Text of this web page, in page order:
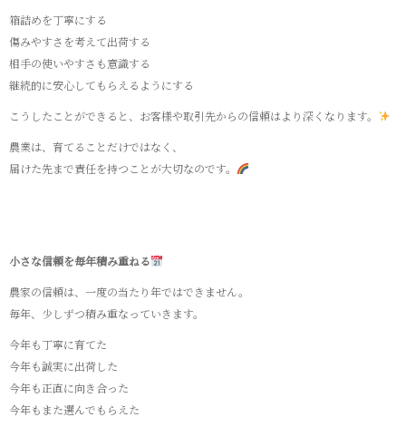
箱詰めを丁寧にする
傷みやすさを考えて出荷する
相手の使いやすさも意識する
継続的に安心してもらえるようにする
こうしたことができると、お客様や取引先からの信頼はより深くなります。
農業は、育てることだけではなく、
届けた先まで責任を持つことが大切なのです。
小さな信頼を毎年積み重ねる
農家の信頼は、一度の当たり年ではできません。
毎年、少しずつ積み重なっていきます。
今年も丁寧に育てた
今年も誠実に出荷した
今年も正直に向き合った
今年もまた選んでもらえた